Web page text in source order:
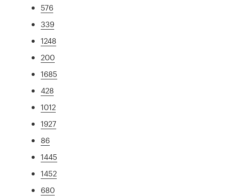
576
339
1248
200
1685
428
1012
1927
86
1445
1452
680